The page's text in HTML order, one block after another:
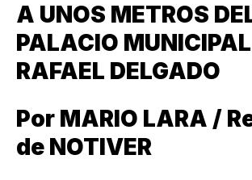
A UNOS METROS
PALACIO
RAFAEL DELGADO
Por MARIO LARA /
de NOTIVER